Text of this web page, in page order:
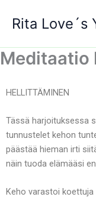
sisältöön
Rita Love´s
Meditaatio
HELLITTÄMINEN
Tässä harjoituksessa
tunnustelet kehon
päästää hieman irti
näin tuoda elämääsi
Keho varastoi